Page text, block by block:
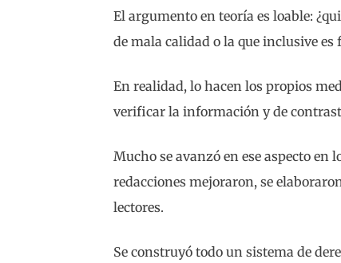
El argumento en teoría es loable:
de mala calidad o la que inclusive es
En realidad, lo hacen los propios
verificar la información y de
Mucho se avanzó en ese aspecto en
redacciones mejoraron, se
lectores.
Se construyó todo un sistema de